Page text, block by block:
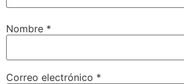
Nombre *
Correo electrónico *